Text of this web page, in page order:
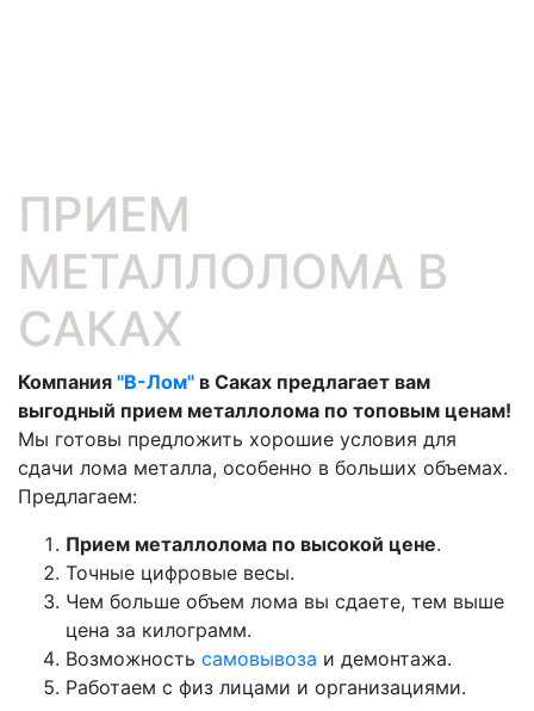
ПРИЕМ
МЕТАЛЛОЛОМА В
САКАХ
Компания "В-Лом" в Саках предлагает вам
выгодный прием металлолома по топовым ценам!
Мы готовы предложить хорошие условия для
сдачи лома металла, особенно в больших объемах.
Предлагаем:
Прием металлолома по высокой цене.
Точные цифровые весы.
Чем больше объем лома вы сдаете, тем выше
цена за килограмм.
Возможность самовывоза и демонтажа.
Работаем с физ лицами и организациями.